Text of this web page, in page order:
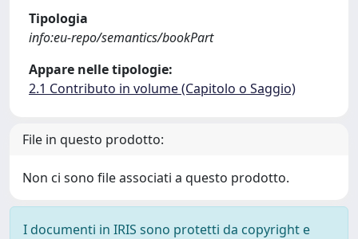
Tipologia
info:eu-repo/semantics/bookPart
Appare nelle tipologie:
2.1 Contributo in volume (Capitolo o Saggio)
File in questo prodotto:
Non ci sono file associati a questo prodotto.
I documenti in IRIS sono protetti da copyright e